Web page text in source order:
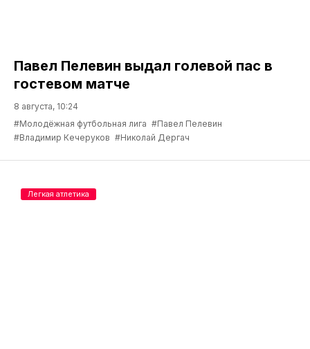
Павел Пелевин выдал голевой пас в
гостевом матче
8 августа, 10:24
#Молодёжная футбольная лига #Павел Пелевин
#Владимир Кечеруков #Николай Дергач
Легкая атлетика